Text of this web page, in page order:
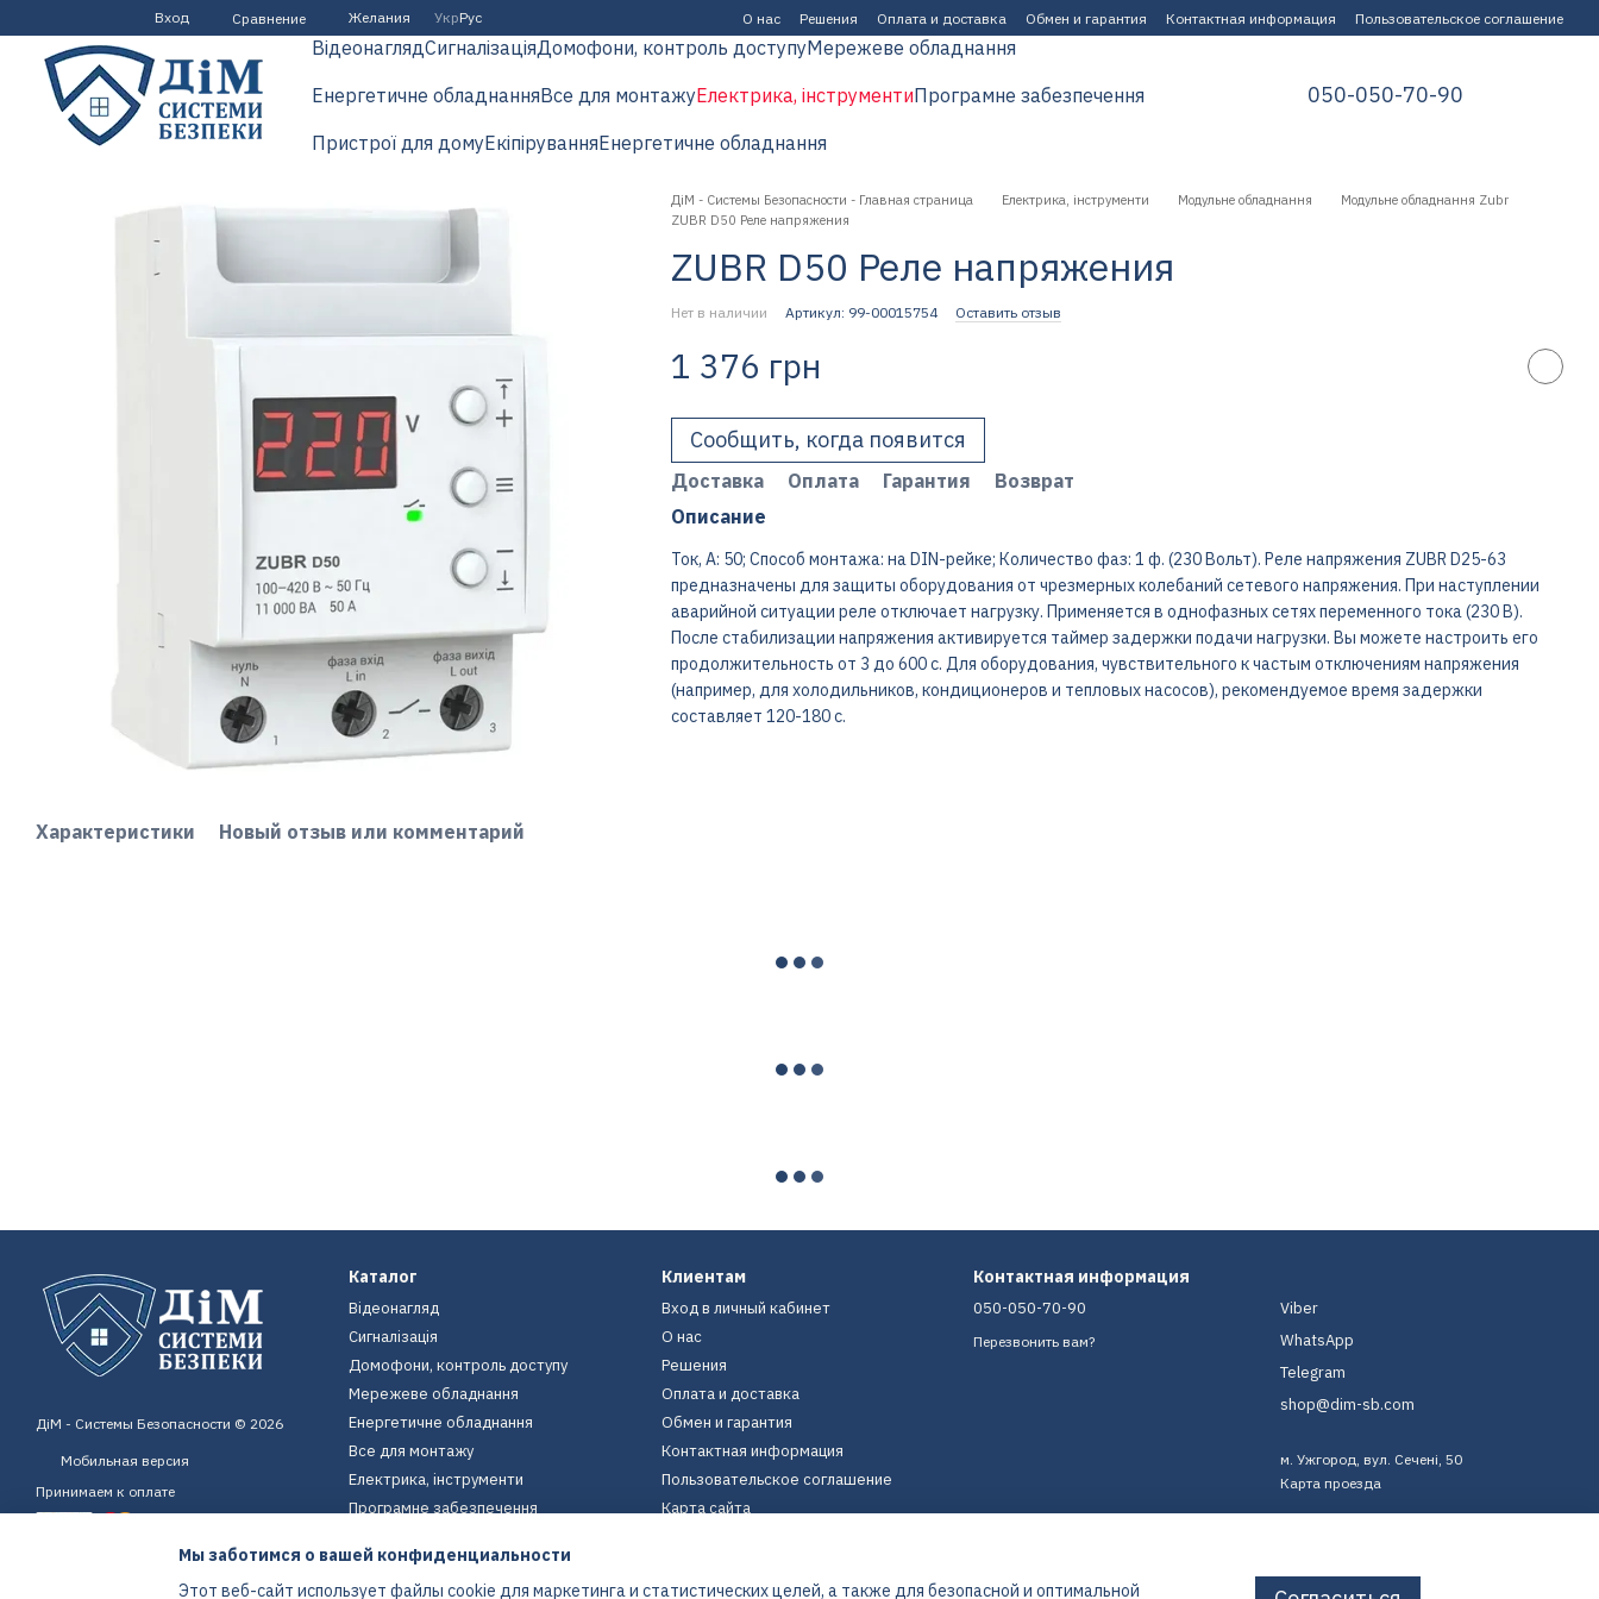
Перейти к основному контенту
Вход Сравнение Желания УкрРус О нас Решения Оплата и доставка Обмен и гарантия Контактная информация Пользовательское соглашение
ВідеонаглядСигналізаціяДомофони, контроль доступуМережеве обладнання
Енергетичне обладнанняВсе для монтажуЕлектрика, інструментиПрограмне забезпечення
Пристрої для домуЕкіпіруванняЕнергетичне обладнання
050-050-70-90
Характеристики Новый отзыв или комментарий
ДіМ - Системы Безопасности - Главная страница Електрика, інструменти Модульне обладнання
Модульне обладнання Zubr
ZUBR D50 Реле напряжения
ZUBR D50 Реле напряжения
Нет в наличии Артикул: 99-00015754 Оставить отзыв
1 376 грн
Сообщить, когда появится
Доставка Оплата Гарантия
Возврат
Описание
Ток, А: 50; Способ монтажа: на DIN-рейке; Количество фаз: 1 ф. (230 Вольт). Реле напряжения ZUBR D25-63
предназначены для защиты оборудования от чрезмерных колебаний сетевого напряжения. При наступлении
аварийной ситуации реле отключает нагрузку. Применяется в однофазных сетях переменного тока (230 В).
После стабилизации напряжения активируется таймер задержки подачи нагрузки. Вы можете настроить его
продолжительность от 3 до 600 с. Для оборудования, чувствительного к частым отключениям напряжения
(например, для холодильников, кондиционеров и тепловых насосов), рекомендуемое время задержки
составляет 120-180 с.
ДіМ - Системы Безопасности © 2026
Мобильная версия
Принимаем к оплате
Каталог
Відеонагляд
Сигналізація
Домофони, контроль доступу
Мережеве обладнання
Енергетичне обладнання
Все для монтажу
Електрика, інструменти
Програмне забезпечення
Екіпірування
Енергетичне обладнання
Клиентам
Вход в личный кабинет
О нас
Решения
Оплата и доставка
Обмен и гарантия
Контактная информация
Пользовательское соглашение
Карта сайта
Контактная информация
050-050-70-90
Перезвонить вам?
Viber
WhatsApp
Telegram
shop@dim-sb.com
м. Ужгород, вул. Сечені, 50
Карта проезда
Мы заботимся о вашей конфиденциальности
Этот веб-сайт использует файлы cookie для маркетинга и статистических целей, а также для безопасной и оптимальной